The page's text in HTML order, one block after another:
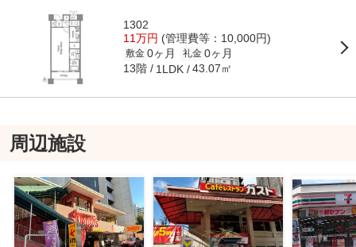
1302
11万円 (管理費等：10,000円)
敷金 0ヶ月 礼金 0ヶ月
13階 1LDK 43.07㎡
周辺施設